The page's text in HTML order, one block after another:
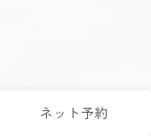
ネット予約